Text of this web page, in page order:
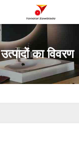
उत्पादों का विवरण